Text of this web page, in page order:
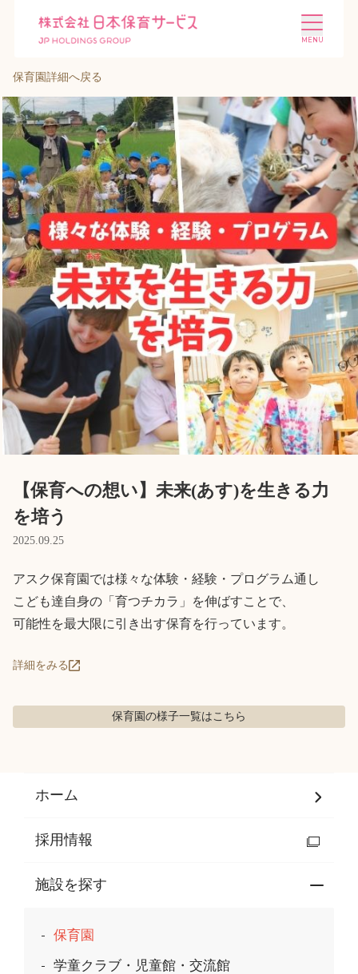
施設を探す 選ばれる理由
会社概要 ニュース
投資家情報 採用情報
Language
ホーム
利用者の声
プライバシーポリシー
保育園詳細へ戻る
【保育への想い】未来(あす)を生きる力
を培う
2025.09.25
アスク保育園では様々な体験・経験・プログラム通し
こども達自身の「育つチカラ」を伸ばすことで、
可能性を最大限に引き出す保育を行っています。
詳細をみる
保育園の様子一覧はこちら
ホーム
採用情報
施設を探す
保育園
学童クラブ・児童館・交流館